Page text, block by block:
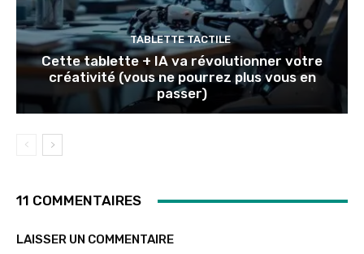
TABLETTE TACTILE
Cette tablette + IA va révolutionner votre
créativité (vous ne pourrez plus vous en
passer)
11 COMMENTAIRES
LAISSER UN COMMENTAIRE